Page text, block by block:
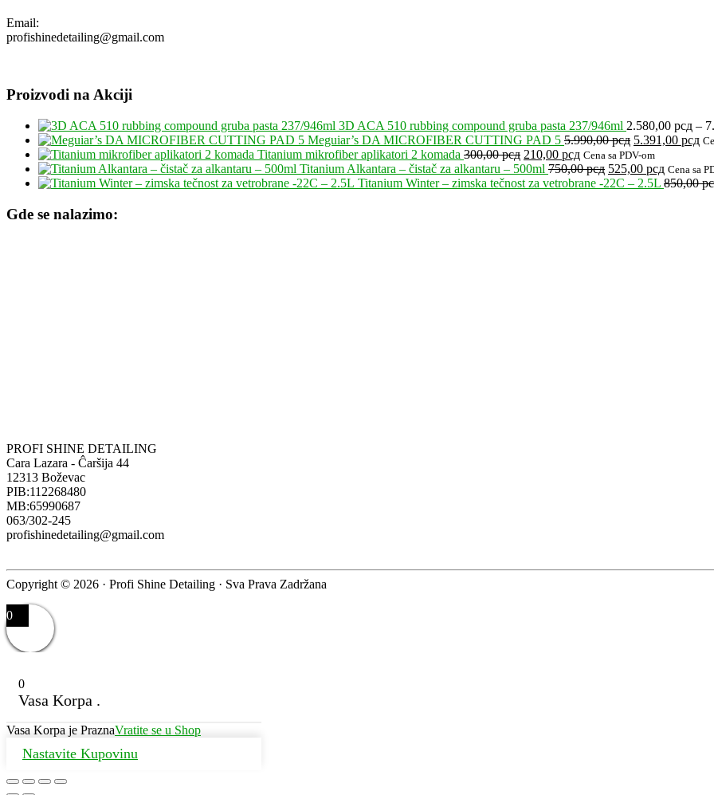
Email:
profishinedetailing@gmail.com
Proizvodi na Akciji
3D ACA 510 rubbing compound gruba pasta 237/946ml 2.580,00 рсд –
Meguiar’s DA MICROFIBER CUTTING PAD 5 5.990,00рсд Originalna
cena
je
bila:
5.391,00 рсд
je:
Titanium mikrofiber aplikatori 2 komada 300,00рсд Originalna
cena
je
210,00 рсдTrenutna
cena
je:
Cena sa PDV-om
Titanium Alkantara – čistač za alkantaru – 500ml 750,00рсд Originalna
cena
525,00 рсдTrenutna
cena
Cena sa
Titanium Winter – zimska tečnost za vetrobrane -22C – 2.5L 850,00
Gde se nalazimo:
PROFI SHINE DETAILING
Cara Lazara - Ĉaršija 44
12313 Boževac
PIB:112268480
MB:65990687
063/302-245
profishinedetailing@gmail.com
Copyright © 2026 · Profi Shine Detailing · Sva Prava Zadržana
0
0
Vasa Korpa .
Vasa Korpa je PraznaVratite se u Shop
Nastavite Kupovinu